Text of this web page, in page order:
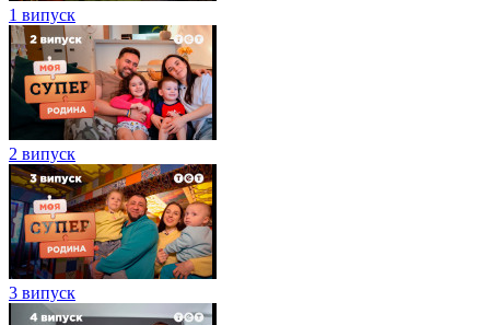
1 випуск
2 випуск
3 випуск